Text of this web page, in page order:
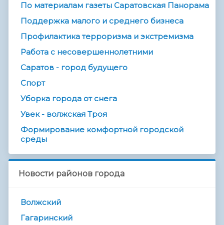
По материалам газеты Саратовская Панорама
Поддержка малого и среднего бизнеса
Профилактика терроризма и экстремизма
Работа с несовершеннолетними
Саратов - город будущего
Спорт
Уборка города от снега
Увек - волжская Троя
Формирование комфортной городской
среды
Новости районов города
Волжский
Гагаринский